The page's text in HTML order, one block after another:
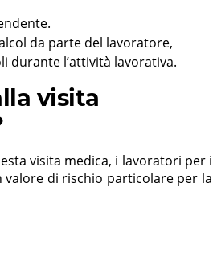
da parte del lavoratore,
durante l’attività lavorativa.
visita
visita medica, i lavoratori per i
di rischio particolare per la